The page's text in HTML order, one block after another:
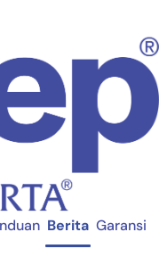
Berita Garansi